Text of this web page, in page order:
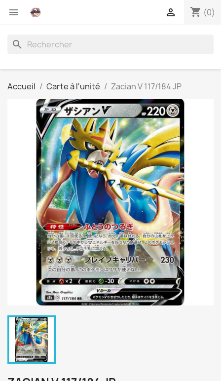
 shopping_cart (0)

search
Accueil Carte à l'unité Zacian V 117/184 JP